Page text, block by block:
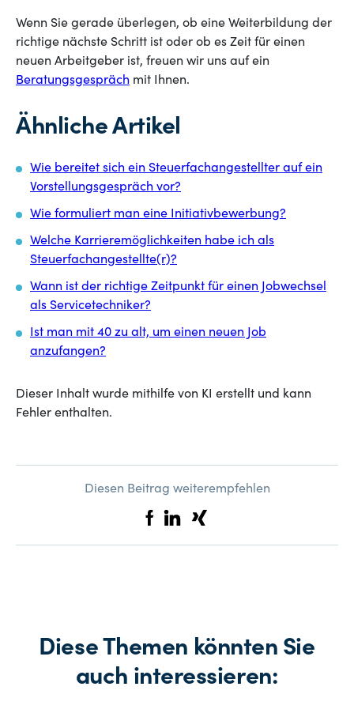
Wenn Sie gerade überlegen, ob eine Weiterbildung der
richtige nächste Schritt ist oder ob es Zeit für einen
neuen Arbeitgeber ist, freuen wir uns auf ein
Beratungsgespräch mit Ihnen.
Ähnliche Artikel
Wie bereitet sich ein Steuerfachangestellter auf ein
Vorstellungsgespräch vor?
Wie formuliert man eine Initiativbewerbung?
Welche Karrieremöglichkeiten habe ich als
Steuerfachangestellte(r)?
Wann ist der richtige Zeitpunkt für einen Jobwechsel
als Servicetechniker?
Ist man mit 40 zu alt, um einen neuen Job
anzufangen?
Dieser Inhalt wurde mithilfe von KI erstellt und kann
Fehler enthalten.
Diesen Beitrag weiterempfehlen
Diese Themen könnten Sie
auch interessieren: